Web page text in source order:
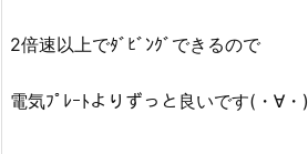
2倍速以上でﾀﾞﾋﾞﾝｸﾞできるので
電気ﾌﾟﾚｰﾄよりずっと良いです(・∀・)